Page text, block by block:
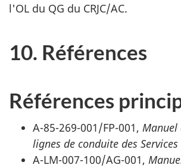
l'OL du QG du CRJC/AC.
10. Références
Références
A-85-269-001/FP-001, Manuel
lignes de conduite des
A-LM-007-100/AG-001,